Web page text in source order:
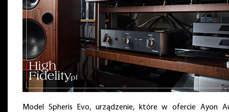
Model Spheris Evo, urządzenie, które w ofercie Ayon